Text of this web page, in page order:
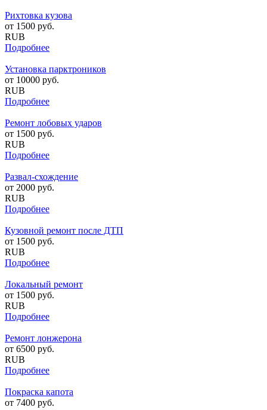
Рихтовка кузова
от 1500 руб.
RUB
Подробнее
Установка парктроников
от 10000 руб.
RUB
Подробнее
Ремонт лобовых ударов
от 1500 руб.
RUB
Подробнее
Развал-схождение
от 2000 руб.
RUB
Подробнее
Кузовной ремонт после ДТП
от 1500 руб.
RUB
Подробнее
Локальный ремонт
от 1500 руб.
RUB
Подробнее
Ремонт лонжерона
от 6500 руб.
RUB
Подробнее
Покраска капота
от 7400 руб.